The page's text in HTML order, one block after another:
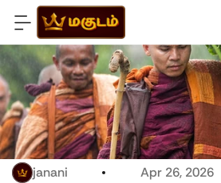
janani Apr 26, 2026